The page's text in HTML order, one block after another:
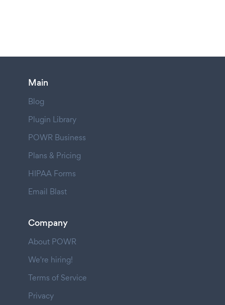
Main
Blog
Plugin Library
POWR Business
Plans & Pricing
HIPAA Forms
Email Blast
Company
About POWR
We're hiring!
Terms of Service
Privacy